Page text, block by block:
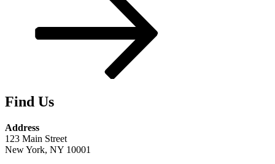
Find Us
Address
123 Main Street
New York, NY 10001